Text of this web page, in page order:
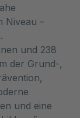
Niveau –
und 238
der Grund-,
und eine